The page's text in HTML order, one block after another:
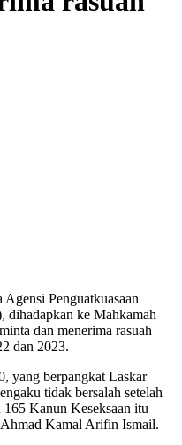
Penguatkuasaan
ke Mahkamah
dan menerima rasuah
dan 2023.
yang berpangkat Laskar
tidak bersalah setelah
165 Kanun Keseksaan itu
Kamal Arifin Ismail.